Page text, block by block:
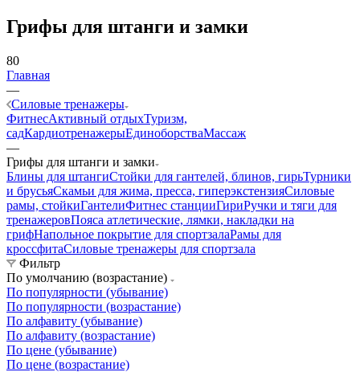
Грифы для штанги и замки
80
Главная
—
Силовые тренажеры
ФитнесАктивный отдыхТуризм,
садКардиотренажерыЕдиноборстваМассаж
—
Грифы для штанги и замки
Блины для штангиСтойки для гантелей, блинов, гирьТурники
и брусьяСкамьи для жима, пресса, гиперэкстензияСиловые
рамы, стойкиГантелиФитнес станцииГириРучки и тяги для
тренажеровПояса атлетические, лямки, накладки на
грифНапольное покрытие для спортзалаРамы для
кроссфитаСиловые тренажеры для спортзала
Фильтр
По умолчанию (возрастание)
По популярности (убывание)
По популярности (возрастание)
По алфавиту (убывание)
По алфавиту (возрастание)
По цене (убывание)
По цене (возрастание)